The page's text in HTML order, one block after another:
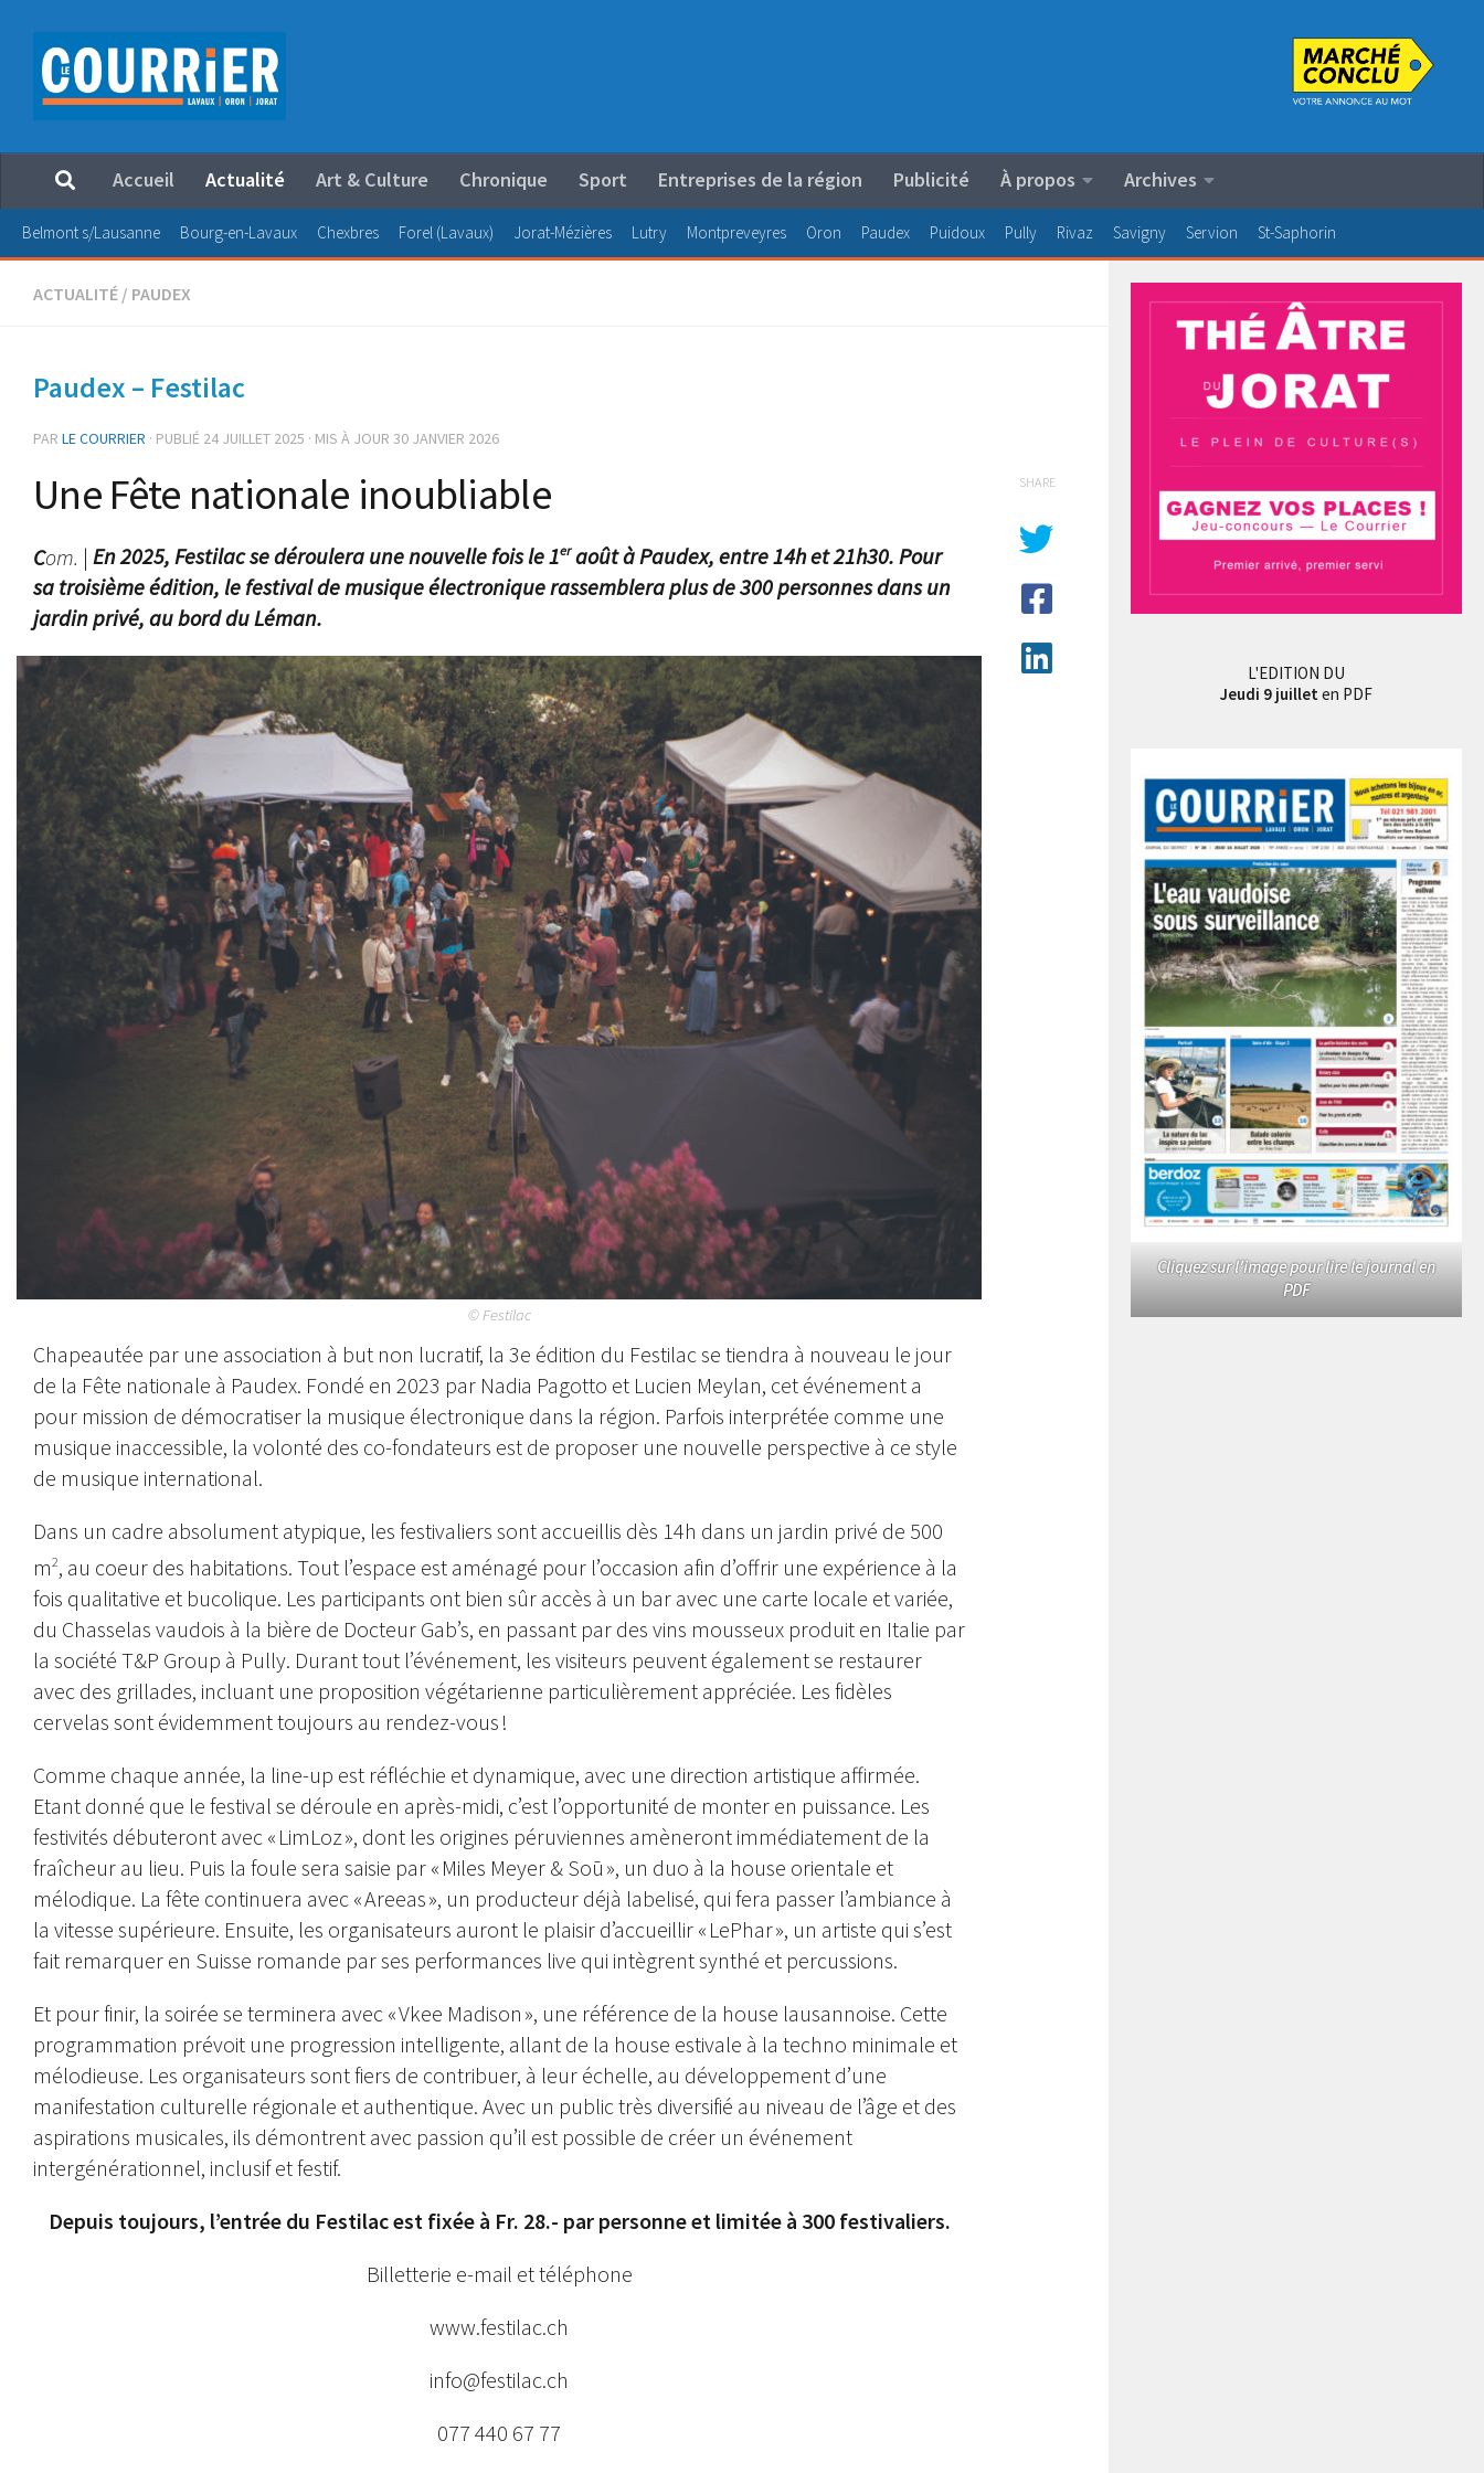
Au dessous du contenu
Accueil Actualité Art & Culture Chronique Sport Entreprises de la région Publicité À propos Archives
Belmont s/Lausanne Bourg-en-Lavaux Chexbres Forel (Lavaux) Jorat-Mézières Lutry Montpreveyres Oron Paudex Puidoux Pully Rivaz Savigny Servion St-Saphorin
ACTUALITÉ / PAUDEX
Paudex – Festilac
PAR LE COURRIER · PUBLIÉ 24 JUILLET 2025 · MIS À JOUR 30 JANVIER 2026
Une Fête nationale inoubliable
Com. | En 2025, Festilac se déroulera une nouvelle fois le 1eraoût à Paudex, entre 14h et 21h30. Pour
sa troisième édition, le festival de musique électronique rassemblera plus de 300 personnes dans un
jardin privé, au bord du Léman.
© Festilac
Chapeautée par une association à but non lucratif, la 3e édition du Festilac se tiendra à nouveau le jour
de la Fête nationale à Paudex. Fondé en 2023 par Nadia Pagotto et Lucien Meylan, cet événement a
pour mission de démocratiser la musique électronique dans la région. Parfois interprétée comme une
musique inaccessible, la volonté des co-fondateurs est de proposer une nouvelle perspective à ce style
de musique international.
Dans un cadre absolument atypique, les festivaliers sont accueillis dès 14h dans un jardin privé de 500
m2, au coeur des habitations. Tout l’espace est aménagé pour l’occasion afin d’offrir une expérience à la
fois qualitative et bucolique. Les participants ont bien sûr accès à un bar avec une carte locale et variée,
du Chasselas vaudois à la bière de Docteur Gab’s, en passant par des vins mousseux produit en Italie par
la société T&P Group à Pully. Durant tout l’événement, les visiteurs peuvent également se restaurer
avec des grillades, incluant une proposition végétarienne particulièrement appréciée. Les fidèles
cervelas sont évidemment toujours au rendez-vous !
Comme chaque année, la line-up est réfléchie et dynamique, avec une direction artistique affirmée.
Etant donné que le festival se déroule en après-midi, c’est l’opportunité de monter en puissance. Les
festivités débuteront avec « LimLoz », dont les origines péruviennes amèneront immédiatement de la
fraîcheur au lieu. Puis la foule sera saisie par « Miles Meyer & Soū », un duo à la house orientale et
mélodique. La fête continuera avec « Areeas », un producteur déjà labelisé, qui fera passer l’ambiance à
la vitesse supérieure. Ensuite, les organisateurs auront le plaisir d’accueillir « LePhar », un artiste qui s’est
fait remarquer en Suisse romande par ses performances live qui intègrent synthé et percussions.
Et pour finir, la soirée se terminera avec « Vkee Madison », une référence de la house lausannoise. Cette
programmation prévoit une progression intelligente, allant de la house estivale à la techno minimale et
mélodieuse. Les organisateurs sont fiers de contribuer, à leur échelle, au développement d’une
manifestation culturelle régionale et authentique. Avec un public très diversifié au niveau de l’âge et des
aspirations musicales, ils démontrent avec passion qu’il est possible de créer un événement
intergénérationnel, inclusif et festif.
Depuis toujours, l’entrée du Festilac est fixée à Fr. 28.- par personne et limitée à 300 festivaliers.
Billetterie e-mail et téléphone
www.festilac.ch
info@festilac.ch
077 440 67 77
SHARE
L'EDITION DU
Jeudi 9 juillet en PDF
Cliquez sur l'image pour lire le journal en
PDF